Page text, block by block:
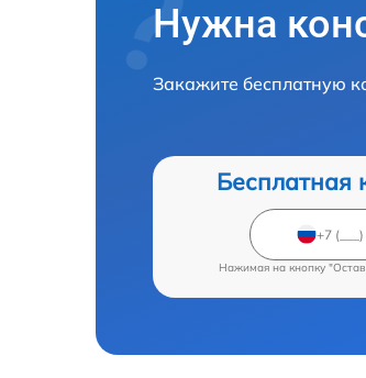
Нужна
Закажите бесплатную
Бесплатная
Нажимая на кнопку